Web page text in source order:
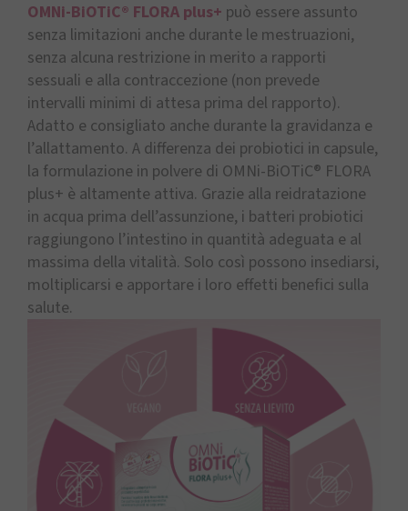
OMNi-BiOTiC® FLORA plus+ può essere assunto
senza limitazioni anche durante le mestruazioni,
senza alcuna restrizione in merito a rapporti
sessuali e alla contraccezione (non prevede
intervalli minimi di attesa prima del rapporto).
Adatto e consigliato anche durante la gravidanza e
l’allattamento. A differenza dei probiotici in capsule,
la formulazione in polvere di OMNi-BiOTiC® FLORA
plus+ è altamente attiva. Grazie alla reidratazione
in acqua prima dell’assunzione, i batteri probiotici
raggiungono l’intestino in quantità adeguata e al
massima della vitalità. Solo così possono insediarsi,
moltiplicarsi e apportare i loro effetti benefici sulla
salute.